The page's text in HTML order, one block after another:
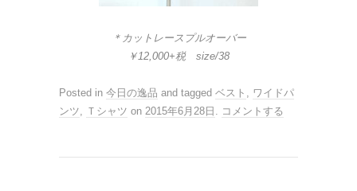
＊カットレースプルオーバー
￥12,000+税 size/38
Posted in 今日の逸品 and tagged ベスト , ワイドパ
ンツ, Ｔシャツ on 2015年6月28日 . コメントする